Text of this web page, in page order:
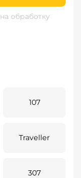
на обработку
107
Traveller
307